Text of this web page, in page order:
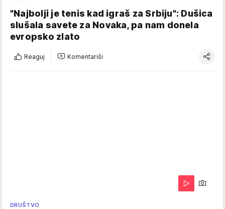
"Najbolji je tenis kad igraš za Srbiju": Dušica
slušala savete za Novaka, pa nam donela
evropsko zlato
Reaguj Komentariši
DRUŠTVO